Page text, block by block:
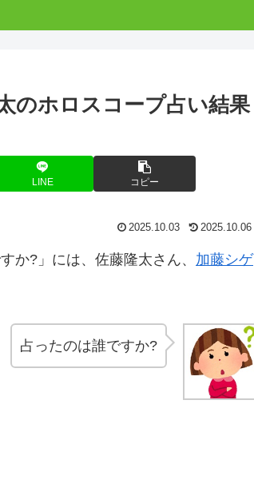
のホロスコープ占い結果
LINE コピー
2025.10.03 2025.10.06
か?」には、佐藤隆太さん、 加藤シゲ
占ったのは誰ですか?